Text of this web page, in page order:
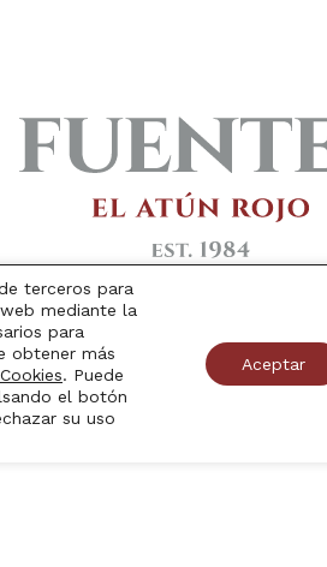
Domicilio
Carretera La Palma, km 7. 30593
terceros para
mediante la
para
obtener más
. Puede
el botón
su uso
Aceptar